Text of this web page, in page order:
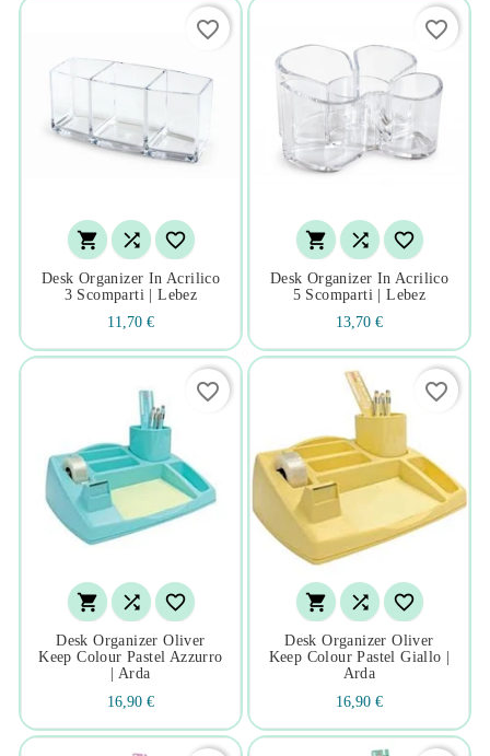
  
Desk Organizer In Acrilico
3 Scomparti | Lebez
11,70 €
favorite_border
  
Desk Organizer In Acrilico
5 Scomparti | Lebez
13,70 €
favorite_border
  
Desk Organizer Oliver
Keep Colour Pastel Azzurro
| Arda
16,90 €
favorite_border
  
Desk Organizer Oliver
Keep Colour Pastel Giallo |
Arda
16,90 €
favorite_border